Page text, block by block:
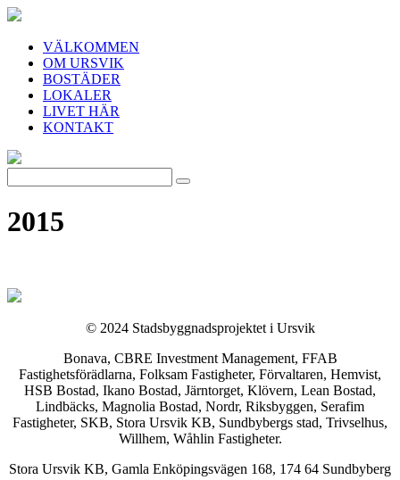
VÄLKOMMEN
OM URSVIK
BOSTÄDER
LOKALER
LIVET HÄR
KONTAKT
2015
© 2024 Stadsbyggnadsprojektet i Ursvik
Bonava, CBRE Investment Management, FFAB
Fastighetsförädlarna, Folksam Fastigheter, Förvaltaren, Hemvist,
HSB Bostad, Ikano Bostad, Järntorget, Klövern, Lean Bostad,
Lindbäcks, Magnolia Bostad, Nordr, Riksbyggen, Serafim
Fastigheter, SKB, Stora Ursvik KB, Sundbybergs stad, Trivselhus,
Willhem, Wåhlin Fastigheter.
Stora Ursvik KB, Gamla Enköpingsvägen 168, 174 64 Sundbyberg